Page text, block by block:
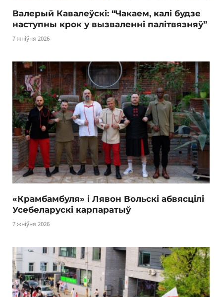
Валерый Кавалеўскі: “Чакаем, калі будзе
наступны крок у вызваленні палітвязняў”
7 жніўня 2026
«Крамбамбуля» і Лявон Вольскі абвясцілі
Усебеларускі карпаратыў
7 жніўня 2026